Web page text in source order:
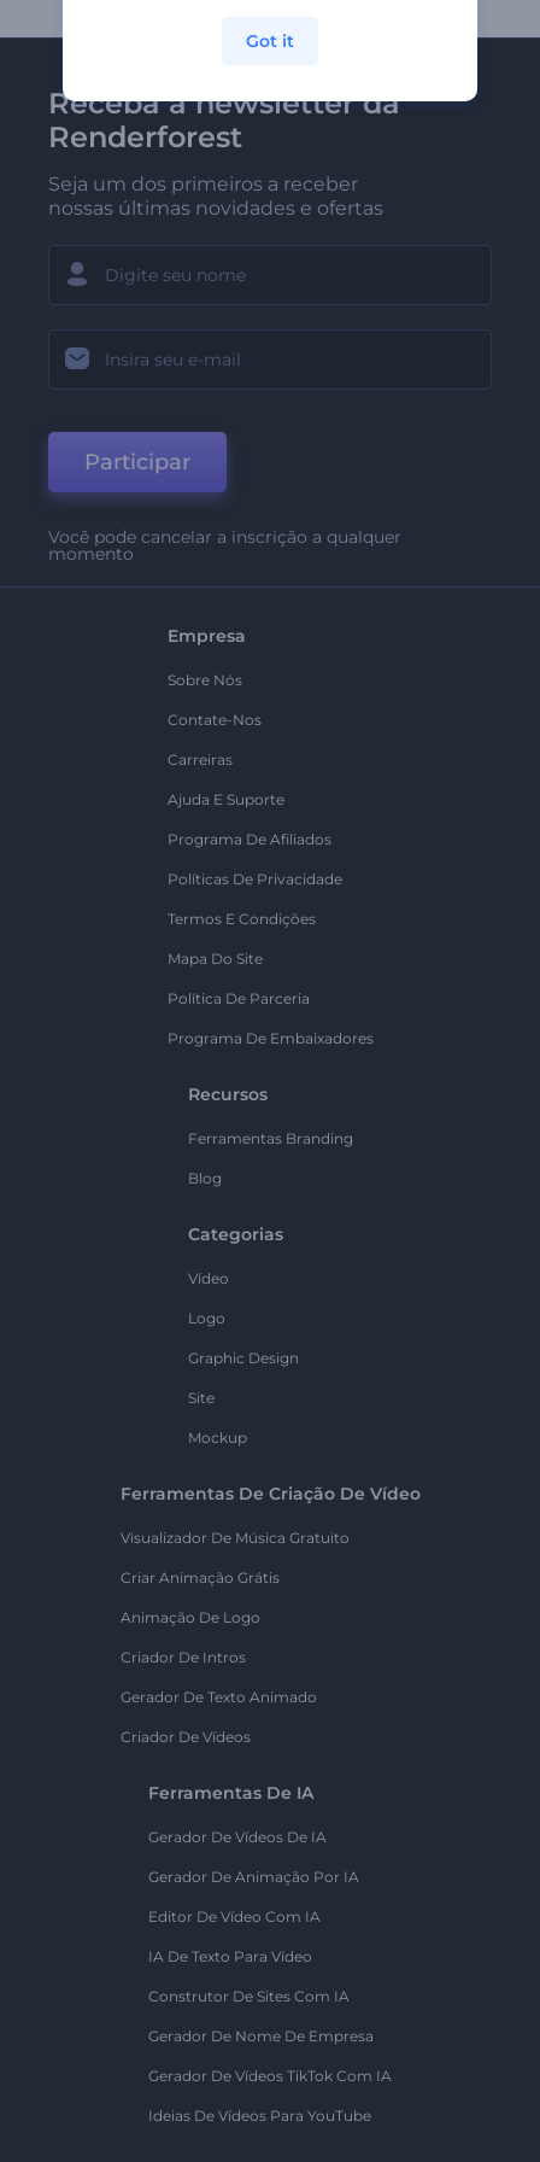
Receba a newsletter da
Renderforest
Seja um dos primeiros a receber
nossas últimas novidades e ofertas
Participar
Você pode cancelar a inscrição a qualquer
momento
Empresa
Sobre Nós
Contate-Nos
Carreiras
Ajuda E Suporte
Programa De Afiliados
Políticas De Privacidade
Termos E Condições
Mapa Do Site
Política De Parceria
Programa De Embaixadores
Recursos
Ferramentas Branding
Blog
Categorias
Vídeo
Logo
Graphic Design
Site
Mockup
Ferramentas De Criação De Vídeo
Visualizador De Música Gratuito
Criar Animação Grátis
Animação De Logo
Criador De Intros
Gerador De Texto Animado
Criador De Vídeos
Ferramentas De IA
Gerador De Vídeos De IA
Gerador De Animação Por IA
Editor De Vídeo Com IA
IA De Texto Para Vídeo
Construtor De Sites Com IA
Gerador De Nome De Empresa
Gerador De Vídeos TikTok Com IA
Ideias De Vídeos Para YouTube
Got it